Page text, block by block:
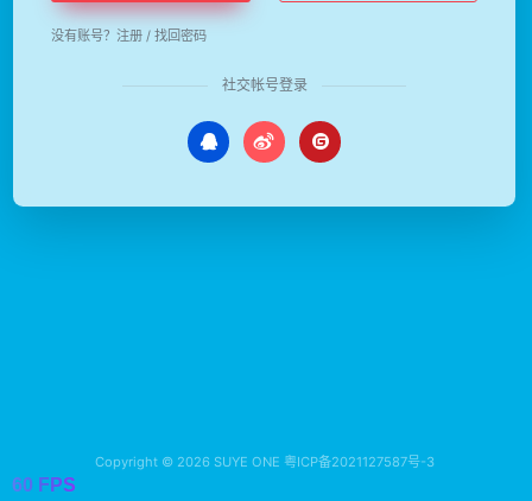
没有账号？ 注册 / 找回密码
社交帐号登录
Copyright © 2026 SUYE ONE 粤ICP备2021127587号-3